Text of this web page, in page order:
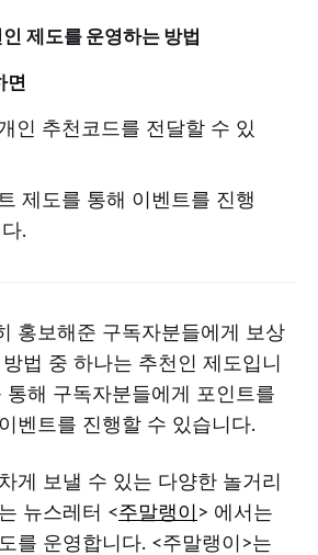
제도를 운영하는 방법
면
인 추천코드를 전달할 수 있
제도를 통해 이벤트를 진행
.
홍보해준 구독자분들에게 보상
법 중 하나는 추천인 제도입니
통해 구독자분들에게 포인트를
벤트를 진행할 수 있습니다.
게 보낼 수 있는 다양한 놀거리
뉴스레터 <주말랭이 > 에서는
를 운영합니다. <주말랭이>는